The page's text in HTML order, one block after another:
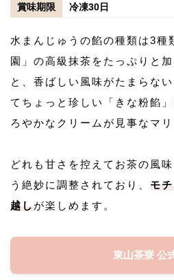
賞味期限
冷凍30日
水まんじゅうの餡の種類は3種
園」の高級抹茶をたっぷりと
と、香ばしい風味がたまらな
てちょっと珍しい「きな粉餡
ろやかなクリームが見事なマ
どれも甘さを控えてお茶の風
う絶妙に調整されており、 モ
越し が楽しめます。
東山茶寮 公